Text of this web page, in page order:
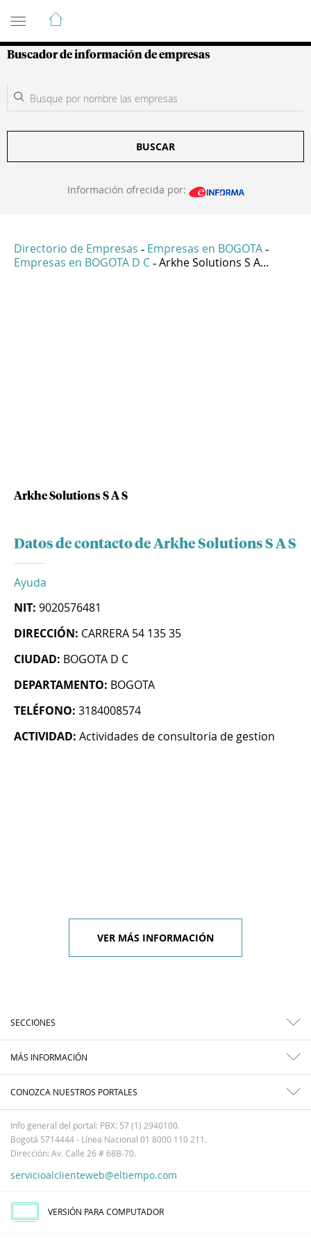
Guía de Empresas Colombianas
Buscador de información de empresas
BUSCAR
Información ofrecida por:
Directorio de Empresas - Empresas en BOGOTA -
Empresas en BOGOTA D C - Arkhe Solutions S A...
Arkhe Solutions S A S
Datos de contacto de Arkhe Solutions S A S
Ayuda
NIT: 9020576481
DIRECCIÓN: CARRERA 54 135 35
CIUDAD: BOGOTA D C
DEPARTAMENTO: BOGOTA
TELÉFONO: 3184008574
ACTIVIDAD: Actividades de consultoria de gestion
VER MÁS INFORMACIÓN
SECCIONES
MÁS INFORMACIÓN
CONOZCA NUESTROS PORTALES
Info general del portal: PBX: 57 (1) 2940100.
Bogotá 5714444 - Línea Nacional 01 8000 110 211.
Dirección: Av. Calle 26 # 68B-70.
servicioalclienteweb@eltiempo.com
VERSIÓN PARA COMPUTADOR